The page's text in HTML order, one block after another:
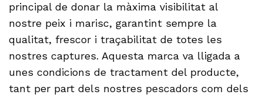
principal de donar la màxima visibilitat al
nostre peix i marisc, garantint sempre la
qualitat, frescor i traçabilitat de totes les
nostres captures. Aquesta marca va lligada a
unes condicions de tractament del producte,
tant per part dels nostres pescadors com dels